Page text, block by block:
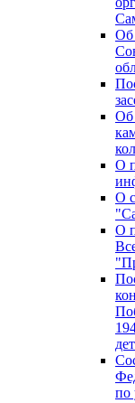
Об
Об
О
О
О
по